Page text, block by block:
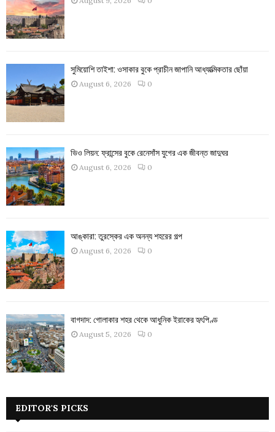
সুমিয়োশি তাইশা: ওসাকার বুকে প্রাচীন জাপানি আধ্যাত্মিকতার ছোঁয়া
August 6, 2026 0
ভিও লিয়ন: ফ্রান্সের বুকে রেনেসাঁস যুগের এক জীবন্ত জাদুঘর
August 6, 2026 0
আঙ্কারা: তুরস্কের এক অনন্য শহরের গল্প
August 6, 2026 0
বাগদাদ: গোলাকার শহর থেকে আধুনিক ইরাকের হৃৎপিণ্ড
August 5, 2026 0
EDITOR'S PICKS